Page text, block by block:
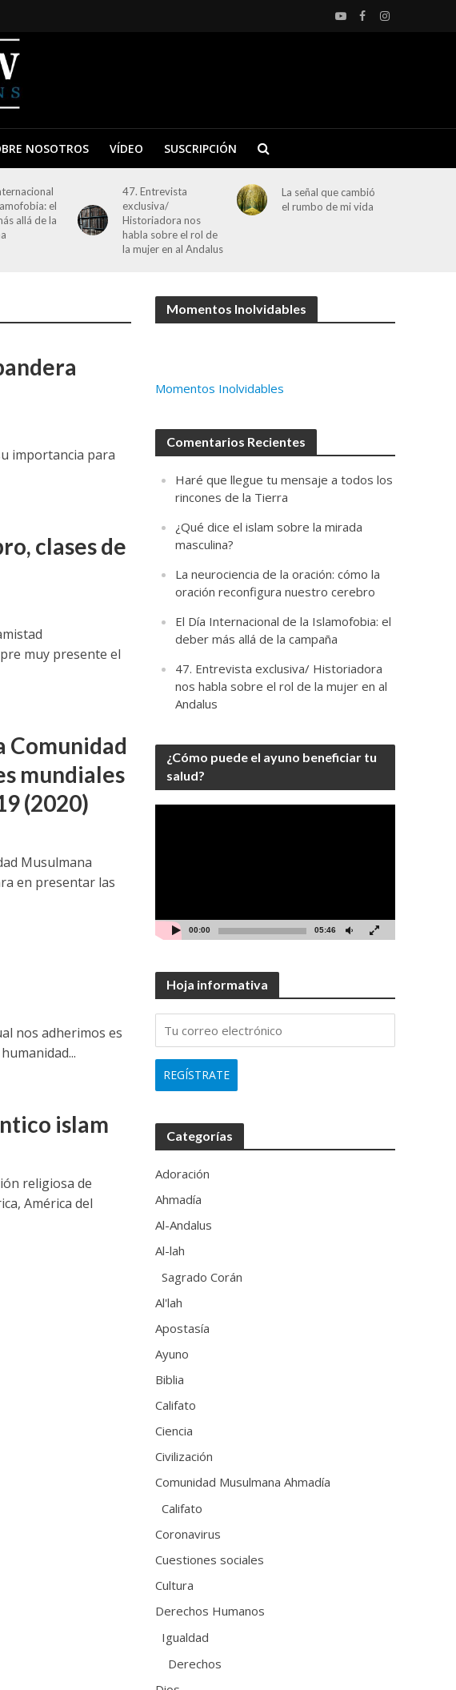
NOSOTROS VÍDEO SUSCRIPCIÓN
el
allá de la
47. Entrevista
exclusiva/
Historiadora nos
habla sobre el rol de
la mujer en al Andalus
La señal que cambió
el rumbo de mi vida
importancia para
clases de
muy presente el
Comunidad
mundiales
(2020)
Musulmana
en presentar las
nos adherimos es
islam
religiosa de
América del
Momentos Inolvidables
Momentos Inolvidables
Comentarios Recientes
Haré que llegue tu mensaje a todos los
rincones de la Tierra
¿Qué dice el islam sobre la mirada
masculina?
La neurociencia de la oración: cómo la
oración reconfigura nuestro cerebro
El Día Internacional de la Islamofobia: el
deber más allá de la campaña
47. Entrevista exclusiva/ Historiadora
nos habla sobre el rol de la mujer en al
Andalus
¿Cómo puede el ayuno beneficiar tu
salud?
00:00 05:46
Hoja informativa
Categorías
Adoración
Ahmadía
Al-Andalus
Al-lah
Sagrado Corán
Al'lah
Apostasía
Ayuno
Biblia
Califato
Ciencia
Civilización
Comunidad Musulmana Ahmadía
Califato
Coronavirus
Cuestiones sociales
Cultura
Derechos Humanos
Igualdad
Derechos